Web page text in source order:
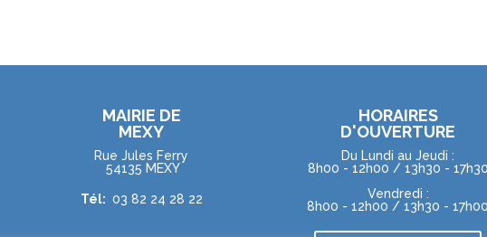
MAIRIE DE
MEXY
Rue Jules Ferry
54135 MEXY
Tél: 03 82 24 28 22
HORAIRES
D'OUVERTURE
Du Lundi au Jeudi :
8h00 - 12h00 / 13h30 - 17h30
Vendredi :
8h00 - 12h00 / 13h30 - 17h00